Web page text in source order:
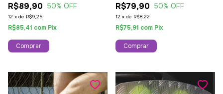
R$89,90 50% OFF
12 x de R$9,25
R$85,41 com Pix
Comprar
R$79,90 50% OFF
12 x de R$8,22
R$75,91 com Pix
Comprar